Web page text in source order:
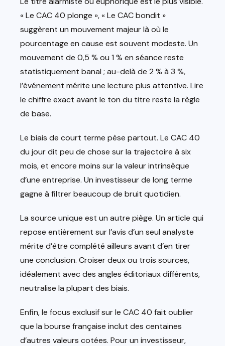
« Le CAC 40 plonge », « Le CAC bondit »
suggèrent un mouvement majeur là où le
pourcentage en cause est souvent modeste. Un
mouvement de 0,5 % ou 1 % en séance reste
statistiquement banal ; au-delà de 2 % à 3 %,
l’événement mérite une lecture plus attentive. Lire
le chiffre exact avant le ton du titre reste la règle
de base.
Le biais de court terme pèse partout. Le CAC 40
du jour dit peu de chose sur la trajectoire à six
mois, et encore moins sur la valeur intrinsèque
d’une entreprise. Un investisseur de long terme
gagne à filtrer beaucoup de bruit quotidien.
La source unique est un autre piège. Un article qui
repose entièrement sur l’avis d’un seul analyste
mérite d’être complété ailleurs avant d’en tirer
une conclusion. Croiser deux ou trois sources,
idéalement avec des angles éditoriaux différents,
neutralise la plupart des biais.
Enfin, le focus exclusif sur le CAC 40 fait oublier
que la bourse française inclut des centaines
d’autres valeurs cotées. Pour un investisseur,